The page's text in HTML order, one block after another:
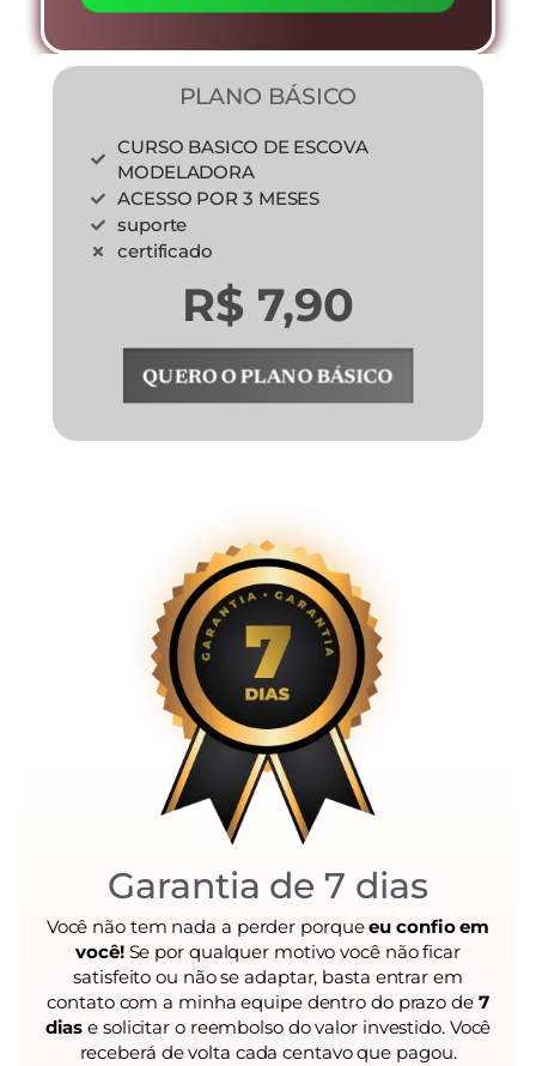
PLANO BÁSICO
CURSO BASICO DE ESCOVA
MODELADORA
ACESSO POR 3 MESES
suporte
certificado
R$ 7,90
QUERO O PLANO BÁSICO
Garantia de 7 dias
Você não tem nada a perder porqueeu confio em
você!Se por qualquer motivo você não ficar
satisfeito ou não se adaptar, basta entrar em
contato com a minha equipe dentro do prazo de7
dias e solicitar o reembolso do valor investido. Você
receberá de volta cada centavo que pagou.